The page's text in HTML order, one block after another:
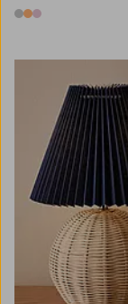
3 Farben